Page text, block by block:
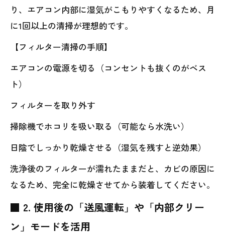
り、エアコン内部に湿気がこもりやすくなるため、月
に1回以上の清掃が理想的です。
【フィルター清掃の手順】
エアコンの電源を切る（コンセントも抜くのがベス
ト）
フィルターを取り外す
掃除機でホコリを吸い取る（可能なら水洗い）
日陰でしっかり乾燥させる（湿気を残すと逆効果）
洗浄後のフィルターが濡れたままだと、カビの原因に
なるため、完全に乾燥させてから装着してください。
■ 2. 使用後の「送風運転」や「内部クリー
ン」モードを活用